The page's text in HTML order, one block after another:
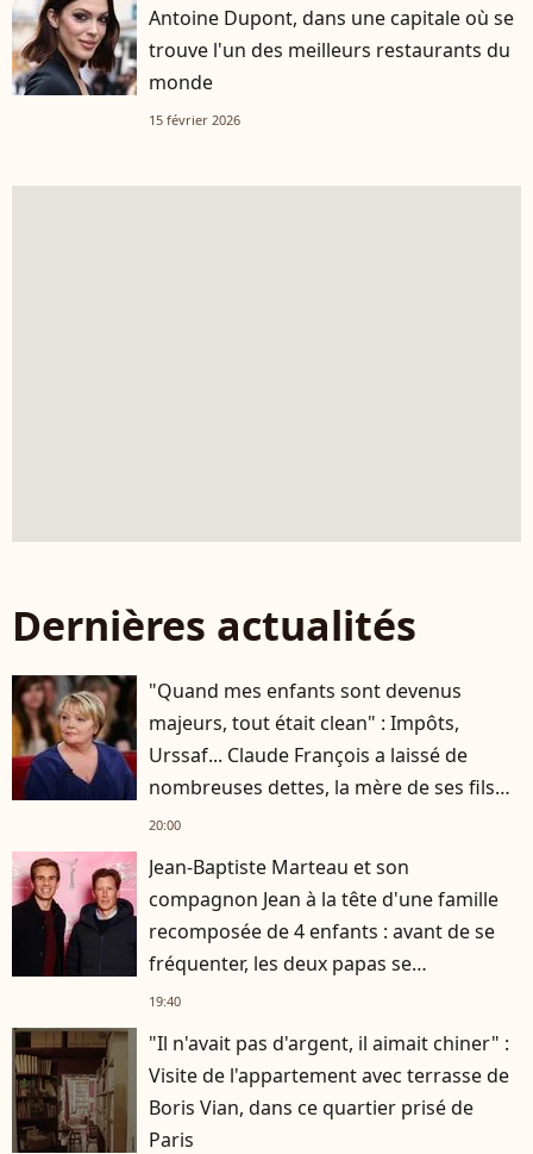
Antoine Dupont, dans une capitale où se
trouve l'un des meilleurs restaurants du
monde
15 février 2026
Dernières actualités
"Quand mes enfants sont devenus
majeurs, tout était clean" : Impôts,
Urssaf... Claude François a laissé de
nombreuses dettes, la mère de ses fils
s'est occupée de tout
20:00
Jean-Baptiste Marteau et son
compagnon Jean à la tête d'une famille
recomposée de 4 enfants : avant de se
fréquenter, les deux papas se
connaissaient depuis des années
19:40
"Il n'avait pas d'argent, il aimait chiner" :
Visite de l'appartement avec terrasse de
Boris Vian, dans ce quartier prisé de
Paris